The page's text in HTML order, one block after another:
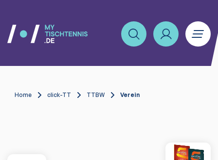
Home click-TT TTBW Verein